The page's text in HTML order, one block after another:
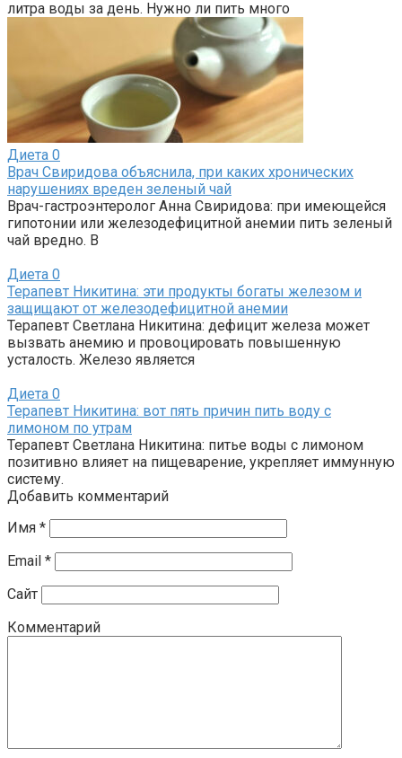
литра воды за день. Нужно ли пить много
Диета 0
Врач Свиридова объяснила, при каких хронических
нарушениях вреден зеленый чай
Врач-гастроэнтеролог Анна Свиридова: при имеющейся
гипотонии или железодефицитной анемии пить зеленый
чай вредно. В
Диета 0
Терапевт Никитина: эти продукты богаты железом и
защищают от железодефицитной анемии
Терапевт Светлана Никитина: дефицит железа может
вызвать анемию и провоцировать повышенную
усталость. Железо является
Диета 0
Терапевт Никитина: вот пять причин пить воду с
лимоном по утрам
Терапевт Светлана Никитина: питье воды с лимоном
позитивно влияет на пищеварение, укрепляет иммунную
систему.
Добавить комментарий
Имя *
Email *
Сайт
Комментарий